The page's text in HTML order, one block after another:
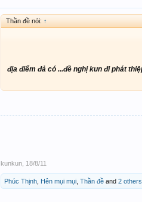
Thần đề nói: ↑
địa điểm đả có ...đề nghị kun đi phát
kunkun 18/8/11
Phúc Thịnh Hên mụi mụi Thần đề and 2 others